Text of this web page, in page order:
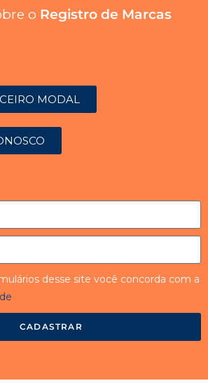
o Registro de Marcas
MODAL
desse site você concorda com a
CADASTRAR